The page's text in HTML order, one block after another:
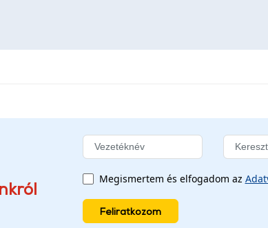
Megismertem és elfogadom az
Feliratkozom